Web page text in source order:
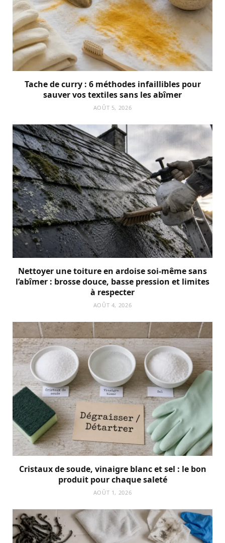
Tache de curry : 6 méthodes infaillibles pour
sauver vos textiles sans les abîmer
AOÛT 5, 2026
Nettoyer une toiture en ardoise soi-même sans
l’abîmer : brosse douce, basse pression et limites
à respecter
AOÛT 4, 2026
Cristaux de soude, vinaigre blanc et sel : le bon
produit pour chaque saleté
AOÛT 1, 2026